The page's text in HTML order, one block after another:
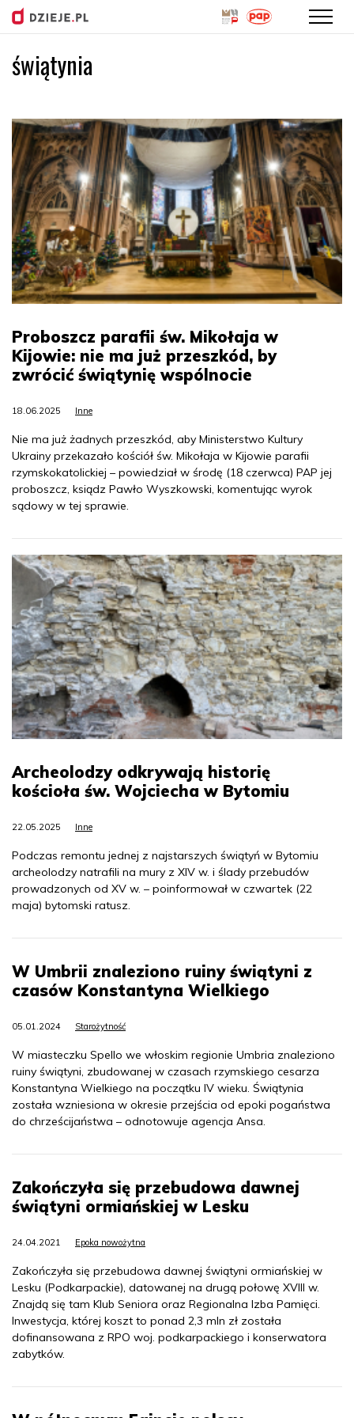
świątynia
Proboszcz parafii św. Mikołaja w
Kijowie: nie ma już przeszkód, by
zwrócić świątynię wspólnocie
18.06.2025 Inne
Nie ma już żadnych przeszkód, aby Ministerstwo Kultury
Ukrainy przekazało kościół św. Mikołaja w Kijowie parafii
rzymskokatolickiej – powiedział w środę (18 czerwca) PAP jej
proboszcz, ksiądz Pawło Wyszkowski, komentując wyrok
sądowy w tej sprawie.
Archeolodzy odkrywają historię
kościoła św. Wojciecha w Bytomiu
22.05.2025 Inne
Podczas remontu jednej z najstarszych świątyń w Bytomiu
archeolodzy natrafili na mury z XIV w. i ślady przebudów
prowadzonych od XV w. – poinformował w czwartek (22
maja) bytomski ratusz.
W Umbrii znaleziono ruiny świątyni z
czasów Konstantyna Wielkiego
05.01.2024 Starożytność
W miasteczku Spello we włoskim regionie Umbria znaleziono
ruiny świątyni, zbudowanej w czasach rzymskiego cesarza
Konstantyna Wielkiego na początku IV wieku. Świątynia
została wzniesiona w okresie przejścia od epoki pogaństwa
do chrześcijaństwa – odnotowuje agencja Ansa.
Zakończyła się przebudowa dawnej
świątyni ormiańskiej w Lesku
24.04.2021 Epoka nowożytna
Zakończyła się przebudowa dawnej świątyni ormiańskiej w
Lesku (Podkarpackie), datowanej na drugą połowę XVIII w.
Znajdą się tam Klub Seniora oraz Regionalna Izba Pamięci.
Inwestycja, której koszt to ponad 2,3 mln zł została
dofinansowana z RPO woj. podkarpackiego i konserwatora
zabytków.